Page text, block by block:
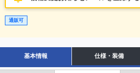
通販可
基本情報 仕様・装備